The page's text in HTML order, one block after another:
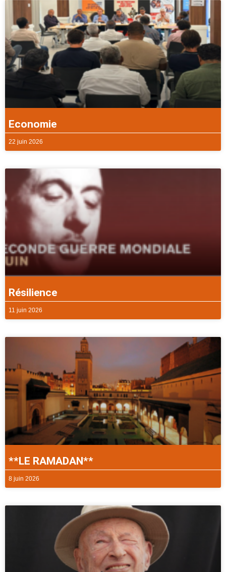
Economie
22 juin 2026
Résilience
11 juin 2026
**LE RAMADAN**
8 juin 2026